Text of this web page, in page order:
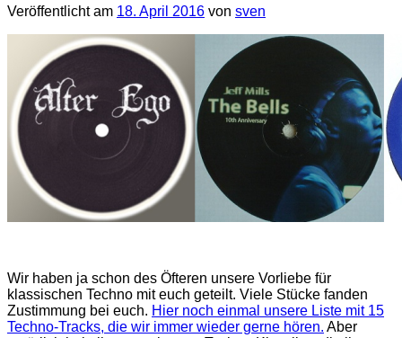
Veröffentlicht am 18. April 2016 von sven
Wir haben ja schon des Öfteren unsere Vorliebe für
klassischen Techno mit euch geteilt. Viele Stücke fanden
Zustimmung bei euch. Hier noch einmal unsere Liste mit 15
Techno-Tracks, die wir immer wieder gerne hören. Aber